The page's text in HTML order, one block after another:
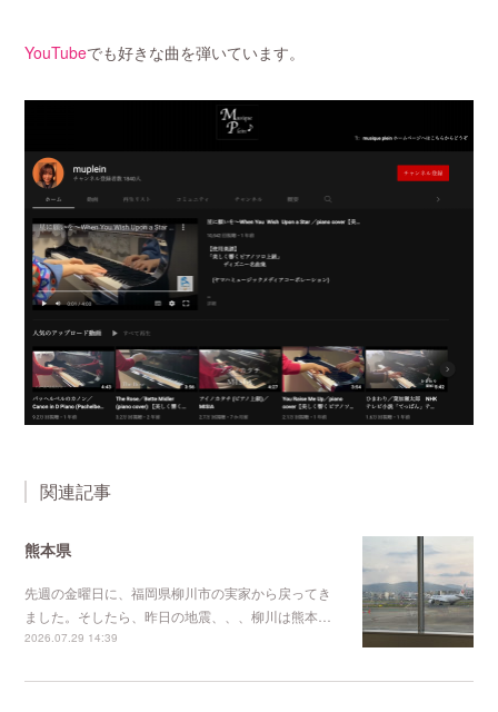
YouTubeでも好きな曲を弾いています。
関連記事
熊本県
先週の金曜日に、福岡県柳川市の実家から戻ってき
ました。そしたら、昨日の地震、、、柳川は熊本…
2026.07.29 14:39